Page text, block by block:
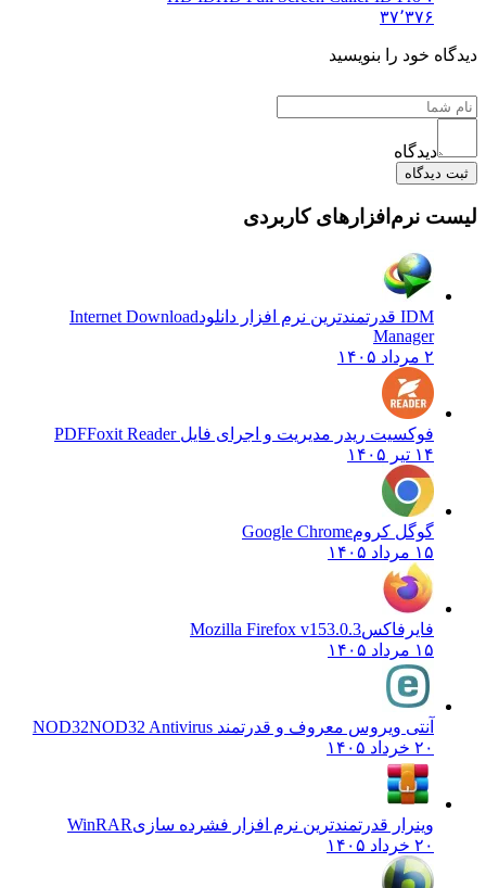
۳۷٬۳۷۶
دیدگاه خود را بنویسید
دیدگاه
ثبت دیدگاه
لیست نرم‌افزارهای کاربردی
IDM قدرتمندترین نرم افزار دانلود
Internet Download
Manager
۲ مرداد ۱۴۰۵
فوکسیت ریدر مدیریت و اجرای فایل PDFFoxit Reader
۱۴ تیر ۱۴۰۵
گوگل کرومGoogle Chrome
۱۵ مرداد ۱۴۰۵
فایرفاکسMozilla Firefox v153.0.3
۱۵ مرداد ۱۴۰۵
آنتی ویروس معروف و قدرتمند NOD32 NOD32 Antivirus
۲۰ خرداد ۱۴۰۵
وینرار قدرتمندترین نرم افزار فشرده سازیWinRAR
۲۰ خرداد ۱۴۰۵